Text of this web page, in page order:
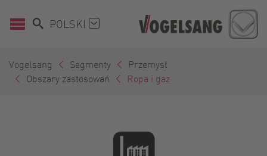
POLSKI
Vogelsang Segmenty
Przemysł
Obszary zastosowań
Ropa i gaz